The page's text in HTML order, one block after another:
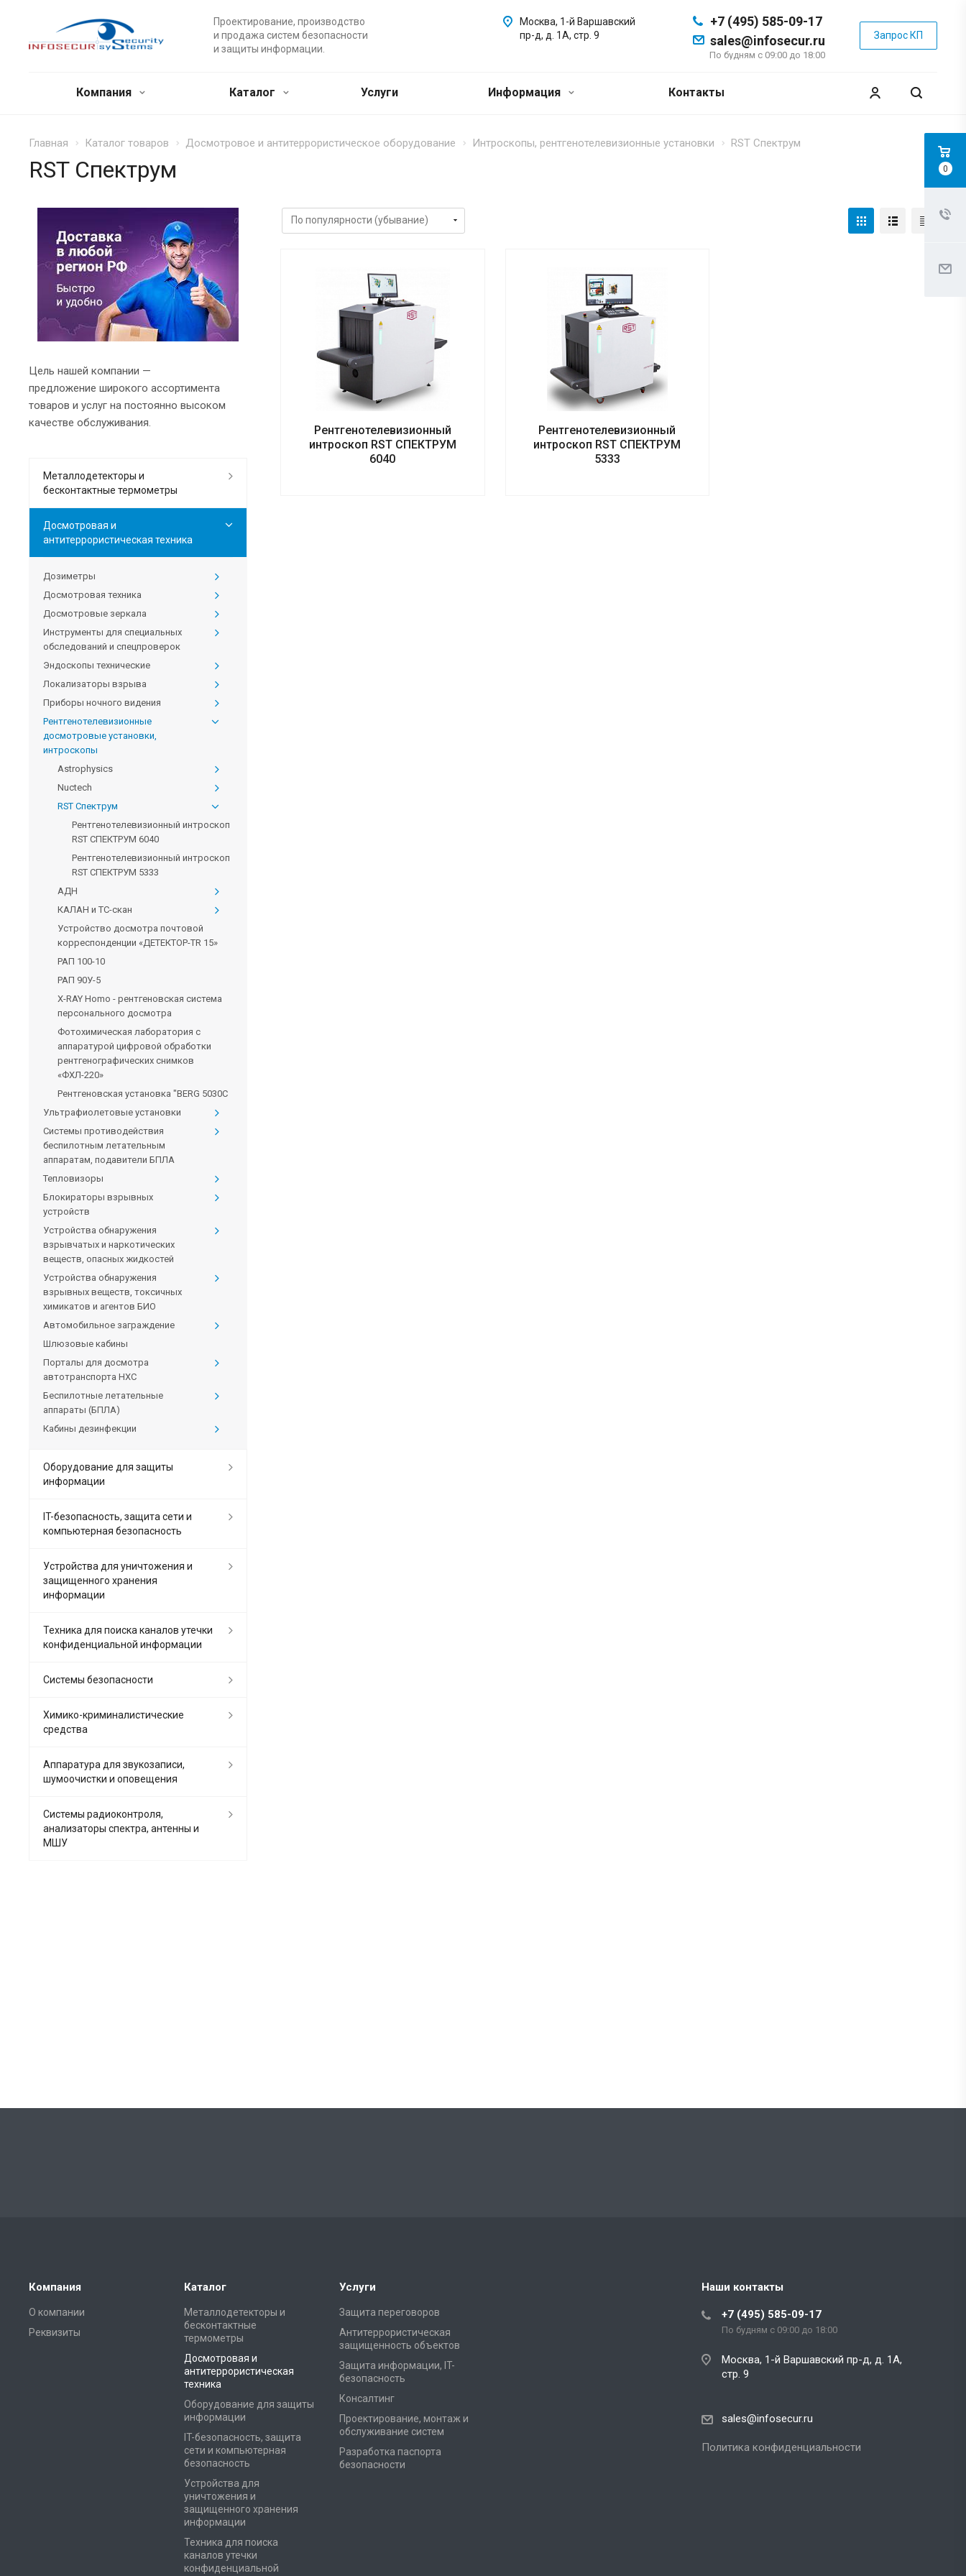
Проектирование, производство
и продажа систем безопасности
и защиты информации.
+7 (495) 585-09-17
sales@infosecur.ru
По будням с 09:00 до 18:00
Запрос КП
Москва, 1-й Варшавский
пр-д, д. 1А, стр. 9
Компания Каталог Услуги Информация Контакты
Главная Каталог товаров Досмотровое и антитеррористическое оборудование Интроскопы, рентгенотелевизионные установки RST Спектрум
RST Спектрум
Рентгенотелевизионный
интроскоп RST СПЕКТРУМ
6040
Рентгенотелевизионный
интроскоп RST СПЕКТРУМ
5333
Цель нашей компании —
предложение широкого ассортимента
товаров и услуг на постоянно высоком
качестве обслуживания.
Металлодетекторы и
бесконтактные термометры
Досмотровая и
антитеррористическая техника
Дозиметры
Досмотровая техника
Досмотровые зеркала
Инструменты для специальных
обследований и спецпроверок
Эндоскопы технические
Локализаторы взрыва
Приборы ночного видения
Рентгенотелевизионные
досмотровые установки,
интроскопы
Astrophysics
Nuctech
RST Спектрум
Рентгенотелевизионный интроскоп
RST СПЕКТРУМ 6040
Рентгенотелевизионный интроскоп
RST СПЕКТРУМ 5333
АДН
КАЛАН и ТС-скан
Устройство досмотра почтовой
корреспонденции «ДЕТЕКТОР-TR 15»
РАП 100-10
РАП 90У-5
X-RAY Homo - рентгеновская система
персонального досмотра
Фотохимическая лаборатория с
аппаратурой цифровой обработки
рентгенографических снимков
«ФХЛ-220»
Рентгеновская установка "BERG 5030С
Ультрафиолетовые установки
Системы противодействия
беспилотным летательным
аппаратам, подавители БПЛА
Тепловизоры
Блокираторы взрывных
устройств
Устройства обнаружения
взрывчатых и наркотических
веществ, опасных жидкостей
Устройства обнаружения
взрывных веществ, токсичных
химикатов и агентов БИО
Автомобильное заграждение
Шлюзовые кабины
Порталы для досмотра
автотранспорта HXC
Беспилотные летательные
аппараты (БПЛА)
Кабины дезинфекции
Оборудование для защиты
информации
IT-безопасность, защита сети и
компьютерная безопасность
Устройства для уничтожения и
защищенного хранения
информации
Техника для поиска каналов утечки
конфиденциальной информации
Системы безопасности
Химико-криминалистические
средства
Аппаратура для звукозаписи,
шумоочистки и оповещения
Системы радиоконтроля,
анализаторы спектра, антенны и
МШУ
Компания
О компании
Реквизиты
Каталог
Металлодетекторы и
бесконтактные
термометры
Досмотровая и
антитеррористическая
техника
Оборудование для защиты
информации
IT-безопасность, защита
сети и компьютерная
безопасность
Устройства для
уничтожения и
защищенного хранения
информации
Техника для поиска
каналов утечки
конфиденциальной
Услуги
Защита переговоров
Антитеррористическая
защищенность объектов
Защита информации, IT-
безопасность
Консалтинг
Проектирование, монтаж и
обслуживание систем
Разработка паспорта
безопасности
Наши контакты
+7 (495) 585-09-17
По будням с 09:00 до 18:00
Москва, 1-й Варшавский пр-д, д. 1А,
стр. 9
sales@infosecur.ru
Политика конфиденциальности
0